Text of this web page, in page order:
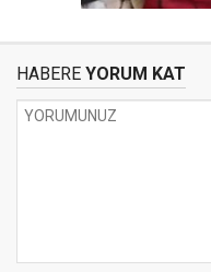
HABERE YORUM KAT